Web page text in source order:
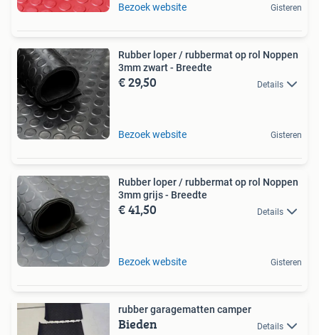
Bezoek website Gisteren
Rubber loper / rubbermat op rol Noppen
3mm zwart - Breedte
€ 29,50 Details
Bezoek website Gisteren
Rubber loper / rubbermat op rol Noppen
3mm grijs - Breedte
€ 41,50 Details
Bezoek website Gisteren
rubber garagematten camper
Bieden Details